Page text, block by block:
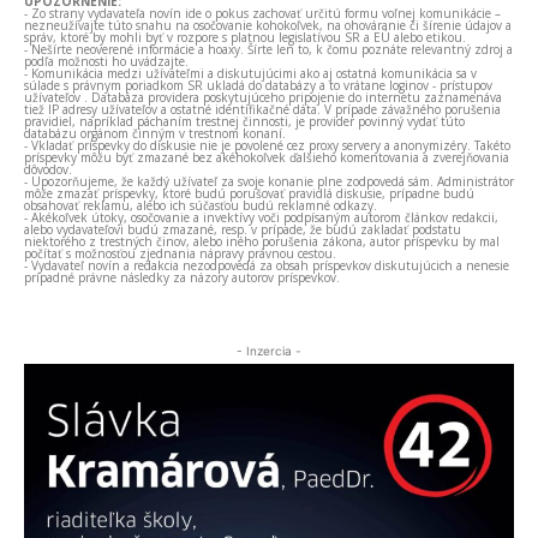
- Zo strany vydavateľa novín ide o pokus zachovať určitú formu voľnej komunikácie –
nezneužívajte túto snahu na osočovanie kohokoľvek, na ohováranie či šírenie údajov a
správ, ktoré by mohli byť v rozpore s platnou legislatívou SR a EÚ alebo etikou.
- Nešírte neoverené informácie a hoaxy. Šírte len to, k čomu poznáte relevantný zdroj a
podľa možnosti ho uvádzajte.
- Komunikácia medzi užívateľmi a diskutujúcimi ako aj ostatná komunikácia sa v
súlade s právnym poriadkom SR ukladá do databázy a to vrátane loginov - prístupov
užívateľov . Databáza providera poskytujúceho pripojenie do internetu zaznamenáva
tiež IP adresy užívateľov a ostatné identifikačné dáta. V prípade závažného porušenia
pravidiel, napríklad páchaním trestnej činnosti, je provider povinný vydať túto
databázu orgánom činným v trestnom konaní.
- Vkladať príspevky do diskusie nie je povolené cez proxy servery a anonymizéry. Takéto
príspevky môžu byť zmazané bez akéhokoľvek ďalšieho komentovania a zverejňovania
dôvodov.
- Upozorňujeme, že každý užívateľ za svoje konanie plne zodpovedá sám. Administrátor
môže zmazať príspevky, ktoré budú porušovať pravidlá diskusie, prípadne budú
obsahovať reklamu, alebo ich súčasťou budú reklamné odkazy.
- Akékoľvek útoky, osočovanie a invektívy voči podpísaným autorom článkov redakcii,
alebo vydavateľovi budú zmazané, resp. v prípade, že budú zakladať podstatu
niektorého z trestných činov, alebo iného porušenia zákona, autor príspevku by mal
počítať s možnosťou zjednania nápravy právnou cestou.
- Vydavateľ novín a redakcia nezodpovedá za obsah príspevkov diskutujúcich a nenesie
prípadné právne následky za názory autorov príspevkov.
- Inzercia -